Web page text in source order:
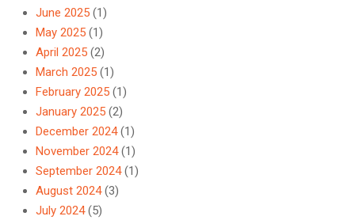
June 2025 (1)
May 2025 (1)
April 2025 (2)
March 2025 (1)
February 2025 (1)
January 2025 (2)
December 2024(1)
November 2024(1)
September 2024(1)
August 2024(3)
July 2024(5)